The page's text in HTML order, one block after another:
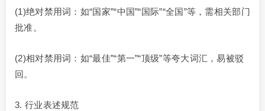
(1)绝对禁用词：如“国家”“中国”“国际”“全国”等，需相关部门
批准。
(2)相对禁用词：如“最佳”“第一”“顶级”等夸大词汇，易被驳
回。
3. 行业表述规范